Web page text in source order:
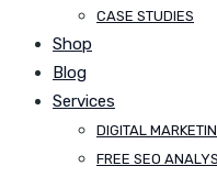
CASE STUDIES
Shop
Blog
Services
DIGITAL
FREE SEO